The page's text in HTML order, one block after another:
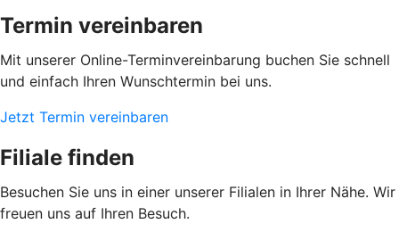
Termin vereinbaren
Mit unserer Online-Terminvereinbarung buchen Sie schnell
und einfach Ihren Wunschtermin bei uns.
Jetzt Termin vereinbaren
Filiale finden
Besuchen Sie uns in einer unserer Filialen in Ihrer Nähe. Wir
freuen uns auf Ihren Besuch.